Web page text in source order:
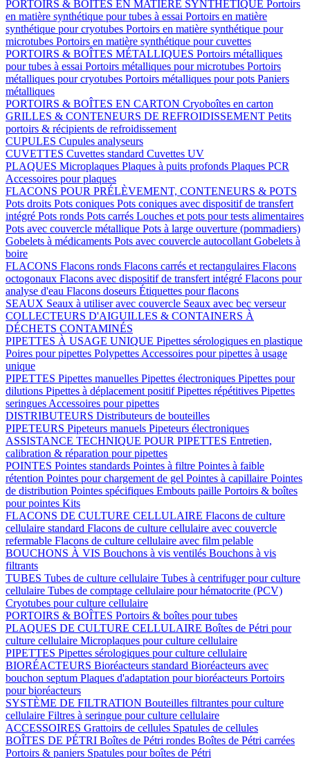
PORTOIRS & BOÎTES EN MATIÈRE SYNTHÉTIQUE Portoirs
en matière synthétique pour tubes à essai Portoirs en matière
synthétique pour cryotubes Portoirs en matière synthétique pour
microtubes Portoirs en matière synthétique pour cuvettes
PORTOIRS & BOÎTES MÉTALLIQUES Portoirs métalliques
pour tubes à essai Portoirs métalliques pour microtubes Portoirs
métalliques pour cryotubes Portoirs métalliques pour pots Paniers
métalliques
PORTOIRS & BOÎTES EN CARTON Cryoboîtes en carton
GRILLES & CONTENEURS DE REFROIDISSEMENT Petits
portoirs & récipients de refroidissement
CUPULES Cupules analyseurs
CUVETTES Cuvettes standard Cuvettes UV
PLAQUES Microplaques Plaques à puits profonds Plaques PCR
Accessoires pour plaques
FLACONS POUR PRÉLÈVEMENT, CONTENEURS & POTS
Pots droits Pots coniques Pots coniques avec dispositif de transfert
intégré Pots ronds Pots carrés Louches et pots pour tests alimentaires
Pots avec couvercle métallique Pots à large ouverture (pommadiers)
Gobelets à médicaments Pots avec couvercle autocollant Gobelets à
boire
FLACONS Flacons ronds Flacons carrés et rectangulaires Flacons
octogonaux Flacons avec dispositif de transfert intégré Flacons pour
analyse d'eau Flacons doseurs Étiquettes pour flacons
SEAUX Seaux à utiliser avec couvercle Seaux avec bec verseur
COLLECTEURS D'AIGUILLES & CONTAINERS À
DÉCHETS CONTAMINÉS
PIPETTES À USAGE UNIQUE Pipettes sérologiques en plastique
Poires pour pipettes Polypettes Accessoires pour pipettes à usage
unique
PIPETTES Pipettes manuelles Pipettes électroniques Pipettes pour
dilutions Pipettes à déplacement positifPipettes répétitives Pipettes
seringues Accessoires pour pipettes
DISTRIBUTEURS Distributeurs de bouteilles
PIPETEURS Pipeteurs manuels Pipeteurs électroniques
ASSISTANCE TECHNIQUE POUR PIPETTES Entretien,
calibration & réparation pour pipettes
POINTES Pointes standards Pointes à filtre Pointes à faible
rétention Pointes pour chargement de gel Pointes à capillaire Pointes
de distribution Pointes spécifiques Embouts paille Portoirs & boîtes
pour pointes Kits
FLACONS DE CULTURE CELLULAIRE Flacons de culture
cellulaire standard Flacons de culture cellulaire avec couvercle
refermable Flacons de culture cellulaire avec film pelable
BOUCHONS À VIS Bouchons à vis ventilés Bouchons à vis
filtrants
TUBES Tubes de culture cellulaire Tubes à centrifuger pour culture
cellulaire Tubes de comptage cellulaire pour hématocrite (PCV)
Cryotubes pour culture cellulaire
PORTOIRS & BOÎTES Portoirs & boîtes pour tubes
PLAQUES DE CULTURE CELLULAIRE Boîtes de Pétri pour
culture cellulaire Microplaques pour culture cellulaire
PIPETTES Pipettes sérologiques pour culture cellulaire
BIORÉACTEURS Bioréacteurs standard Bioréacteurs avec
bouchon septum Plaques d'adaptation pour bioréacteurs Portoirs
pour bioréacteurs
SYSTÈME DE FILTRATION Bouteilles filtrantes pour culture
cellulaire Filtres à seringue pour culture cellulaire
ACCESSOIRES Grattoirs de cellules Spatules de cellules
BOÎTES DE PÉTRI Boîtes de Pétri rondes Boîtes de Pétri carrées
Portoirs & paniers Spatules pour boîtes de Pétri